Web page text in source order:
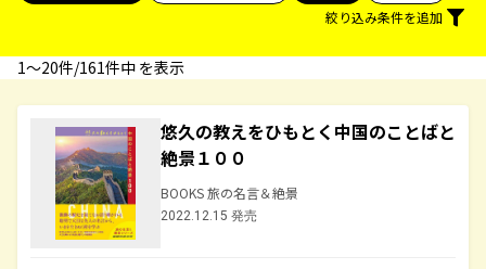
絞り込み条件を追加
1〜20件/161件中 を表示
悠久の教えをひもとく中国のことばと
絶景１００
BOOKS 旅の名言＆絶景
2022.12.15 発売